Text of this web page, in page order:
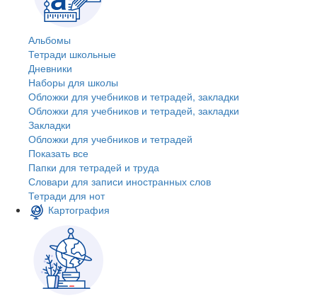
Альбомы
Тетради школьные
Дневники
Наборы для школы
Обложки для учебников и тетрадей, закладки
Обложки для учебников и тетрадей, закладки
Закладки
Обложки для учебников и тетрадей
Показать все
Папки для тетрадей и труда
Словари для записи иностранных слов
Тетради для нот
Картография